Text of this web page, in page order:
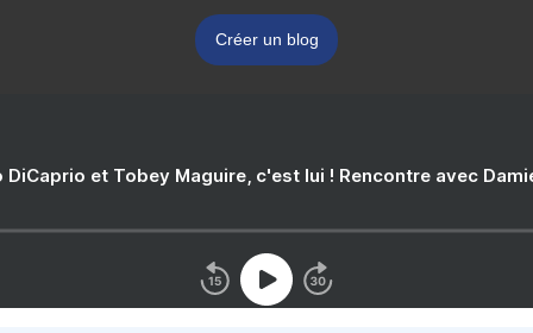
Créer un blog
DiCaprio et Tobey Maguire, c'est lui ! Rencontre avec